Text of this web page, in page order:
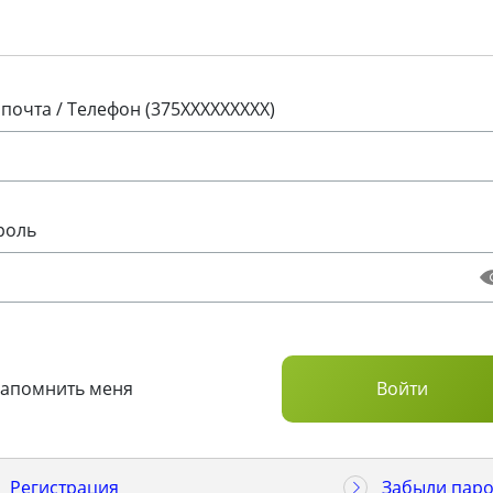
/ Телефон (375XXXXXXXXX)
меня
Регистрация Забыли